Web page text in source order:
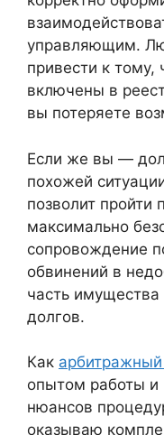
управляющим.
привести к тому,
включены в
вы потеряете
Если же вы —
похожей
позволит пройти
максимально
сопровождение
обвинений в
часть имущества
долгов.
Как
опытом работы и
нюансов
оказываю